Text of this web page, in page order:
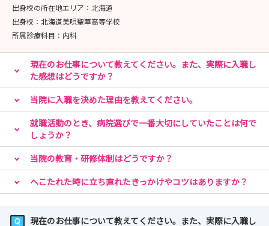
出身校の所在地エリア： 北海道
出身校： 北海道美唄聖華高等学校
所属診療科目： 内科
現在のお仕事について教えてください。また、実際に入職し
た感想はどうですか？
当院に入職を決めた理由を教えてください。
就職活動のとき、病院選びで一番大切にしていたことは何で
しょうか？
当院の教育・研修体制はどうですか？
へこたれた時に立ち直れたきっかけやコツはありますか？
現在のお仕事について教えてください。また、実際に入職し